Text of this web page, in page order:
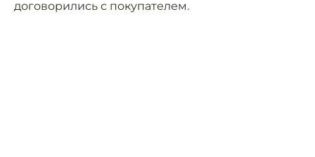
договорились с покупателем.